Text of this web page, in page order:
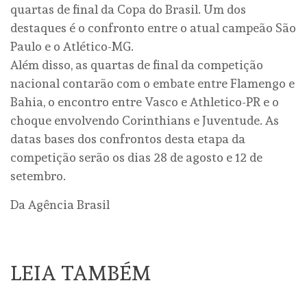
quartas de final da Copa do Brasil. Um dos
destaques é o confronto entre o atual campeão São
Paulo e o Atlético-MG.
Além disso, as quartas de final da competição
nacional contarão com o embate entre Flamengo e
Bahia, o encontro entre Vasco e Athletico-PR e o
choque envolvendo Corinthians e Juventude. As
datas bases dos confrontos desta etapa da
competição serão os dias 28 de agosto e 12 de
setembro.
Da Agência Brasil
LEIA TAMBÉM